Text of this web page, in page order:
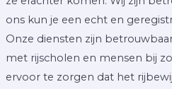
ons kun je een echt en
Onze diensten zijn
met rijscholen en mensen bij
ervoor te zorgen dat het